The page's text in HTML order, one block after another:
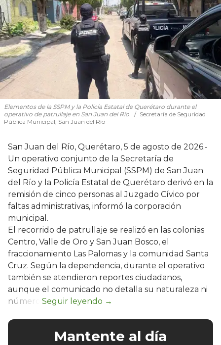
Elementos de la SSPM y la Policía Estatal de Querétaro durante el
operativo de patrullaje en San Juan del Río.
Secretaría de Seguridad
Pública Municipal, San Juan del Río
San Juan del Río, Querétaro, 5 de agosto de 2026.-
Un operativo conjunto de la Secretaría de
Seguridad Pública Municipal (SSPM) de San Juan
del Río y la Policía Estatal de Querétaro derivó en la
remisión de cinco personas al Juzgado Cívico por
faltas administrativas, informó la corporación
municipal.
El recorrido de patrullaje se realizó en las colonias
Centro, Valle de Oro y San Juan Bosco, el
fraccionamiento Las Palomas y la comunidad Santa
Cruz. Según la dependencia, durante el operativo
también se atendieron reportes ciudadanos,
aunque el comunicado no detalla su naturaleza ni
número.
Mantente al día